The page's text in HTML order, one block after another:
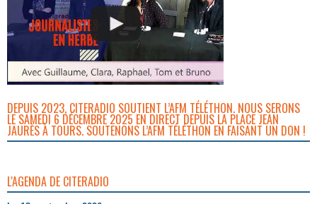
DEPUIS 2023, CITERADIO SOUTIENT L’AFM TÉLÉTHON. NOUS SERONS
LE SAMEDI 6 DÉCEMBRE 2025 EN DIRECT DEPUIS LA PLACE JEAN
JAURÈS À TOURS. SOUTENONS L’AFM TÉLÉTHON EN FAISANT UN DON !
L'AGENDA DE CITERADIO